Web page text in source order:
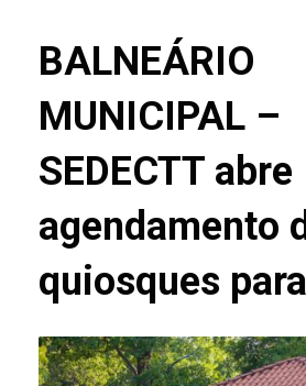
BALNEÁRIO
MUNICIPAL –
SEDECTT abre
agendamento
quiosques